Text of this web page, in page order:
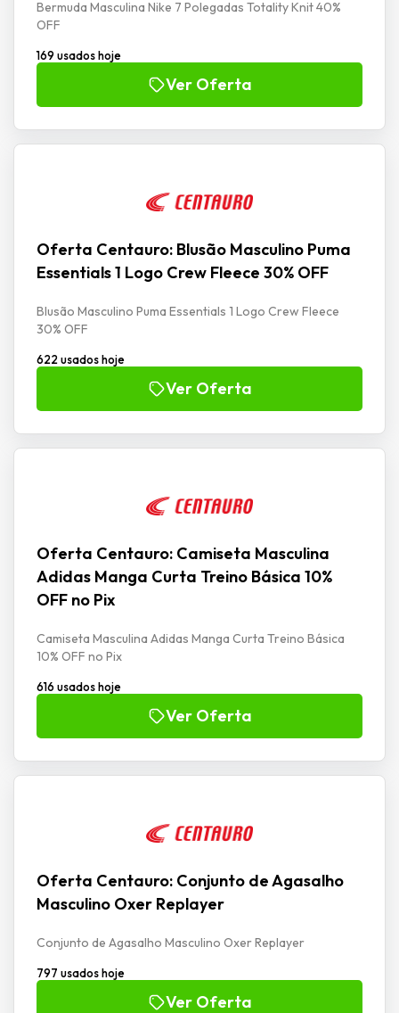
Bermuda Masculina Nike 7 Polegadas Totality Knit 40%
OFF
169 usados hoje
Ver Oferta
Oferta Centauro: Blusão Masculino Puma
Essentials 1 Logo Crew Fleece 30% OFF
Blusão Masculino Puma Essentials 1 Logo Crew Fleece
30% OFF
622 usados hoje
Ver Oferta
Oferta Centauro: Camiseta Masculina
Adidas Manga Curta Treino Básica 10%
OFF no Pix
Camiseta Masculina Adidas Manga Curta Treino Básica
10% OFF no Pix
616 usados hoje
Ver Oferta
Oferta Centauro: Conjunto de Agasalho
Masculino Oxer Replayer
Conjunto de Agasalho Masculino Oxer Replayer
797 usados hoje
Ver Oferta